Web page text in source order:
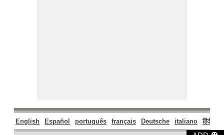
English Español português français Deutsche italiano हिंदी